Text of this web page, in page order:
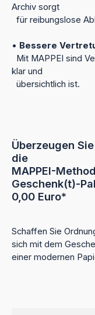
Archiv sorgt
für reibungslose
• Bessere
Mit MAPPEI sind
klar und
übersichtlich ist.
Überzeugen
die
MAPPEI-
Geschenk(t)-
0,00 Euro*
Schaffen Sie
sich mit dem
einer modernen